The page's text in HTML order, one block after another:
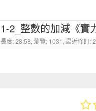
1-2_整數的加減《實
長度: 28:58, 瀏覽: 1031, 最近修訂: